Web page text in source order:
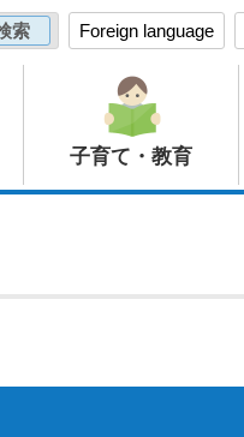
Foreign language
子育て・教育